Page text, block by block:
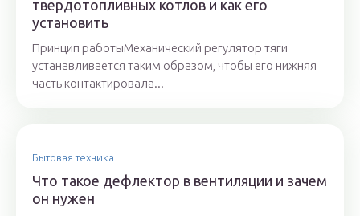
твердотопливных котлов и как его
установить
Принцип работыМеханический регулятор тяги
устанавливается таким образом, чтобы его нижняя
часть контактировала...
Бытовая техника
Что такое дефлектор в вентиляции и зачем
он нужен